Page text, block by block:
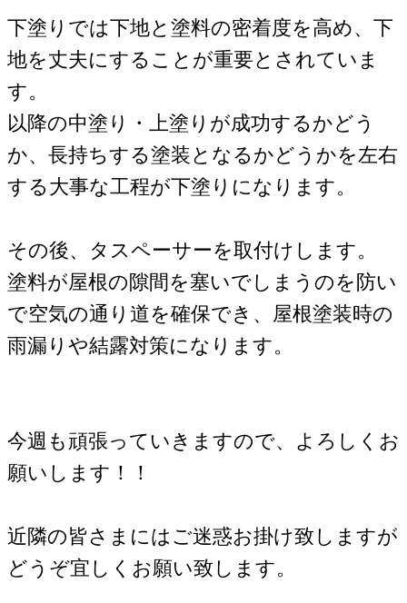
下塗りでは下地と塗料の密着度を高め、下
地を丈夫にすることが重要とされていま
す。
以降の中塗り・上塗りが成功するかどう
か、長持ちする塗装となるかどうかを左右
する大事な工程が下塗りになります。
その後、タスペーサーを取付けします。
塗料が屋根の隙間を塞いでしまうのを防い
で空気の通り道を確保でき、屋根塗装時の
雨漏りや結露対策になります。
今週も頑張っていきますので、よろしくお
願いします！！
近隣の皆さまにはご迷惑お掛け致しますが
どうぞ宜しくお願い致します。